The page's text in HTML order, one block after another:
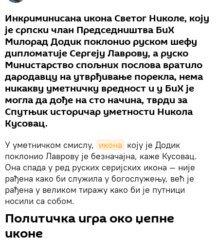
Инкриминисана икона Светог Николе, коју
је српски члан Председништва БиХ
Милорад Додик поклонио руском шефу
дипломатије Сергеју Лаврову, а руско
Министарство спољних послова вратило
дародавцу на утврђивање порекла, нема
никакву уметничку вредност и у БиХ је
могла да дође на сто начина, тврди за
Спутњик историчар уметности Никола
Кусовац.
У уметничком смислу, икона коју је Додик
поклонио Лаврову је безначајна, каже Кусовац.
Она спада у ред руских серијских икона — није
рађена како би служила у богослужењу, већ је
рађена у великом тиражу како би је путници
носили са собом.
Политичка игра око џепне
иконе